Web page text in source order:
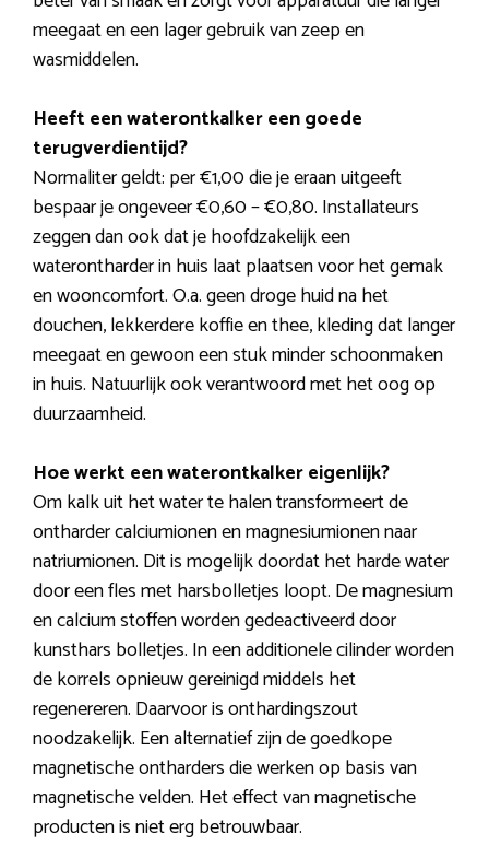
meegaat en een lager gebruik van zeep en
wasmiddelen.
Heeft een waterontkalker een goede
terugverdientijd?
Normaliter geldt: per €1,00 die je eraan uitgeeft
bespaar je ongeveer €0,60 – €0,80. Installateurs
zeggen dan ook dat je hoofdzakelijk een
waterontharder in huis laat plaatsen voor het gemak
en wooncomfort. O.a. geen droge huid na het
douchen, lekkerdere koffie en thee, kleding dat langer
meegaat en gewoon een stuk minder schoonmaken
in huis. Natuurlijk ook verantwoord met het oog op
duurzaamheid.
Hoe werkt een waterontkalker eigenlijk?
Om kalk uit het water te halen transformeert de
ontharder calciumionen en magnesiumionen naar
natriumionen. Dit is mogelijk doordat het harde water
door een fles met harsbolletjes loopt. De magnesium
en calcium stoffen worden gedeactiveerd door
kunsthars bolletjes. In een additionele cilinder worden
de korrels opnieuw gereinigd middels het
regenereren. Daarvoor is onthardingszout
noodzakelijk. Een alternatief zijn de goedkope
magnetische ontharders die werken op basis van
magnetische velden. Het effect van magnetische
producten is niet erg betrouwbaar.